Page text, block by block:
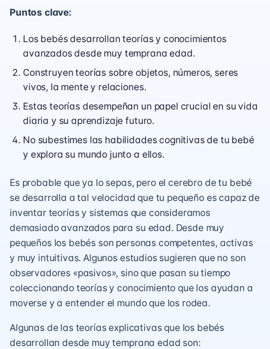
Puntos clave:
Los bebés desarrollan teorías y conocimientos
avanzados desde muy temprana edad.
Construyen teorías sobre objetos, números, seres
vivos, la mente y relaciones.
Estas teorías desempeñan un papel crucial en su vida
diaria y su aprendizaje futuro.
No subestimes las habilidades cognitivas de tu bebé
y explora su mundo junto a ellos.
Es probable que ya lo sepas, pero el cerebro de tu bebé
se desarrolla a tal velocidad que tu pequeño es capaz de
inventar teorías y sistemas que consideramos
demasiado avanzados para su edad. Desde muy
pequeños los bebés son personas competentes, activas
y muy intuitivas. Algunos estudios sugieren que no son
observadores «pasivos», sino que pasan su tiempo
coleccionando teorías y conocimiento que los ayudan a
moverse y a entender el mundo que los rodea.
Algunas de las teorías explicativas que los bebés
desarrollan desde muy temprana edad son: